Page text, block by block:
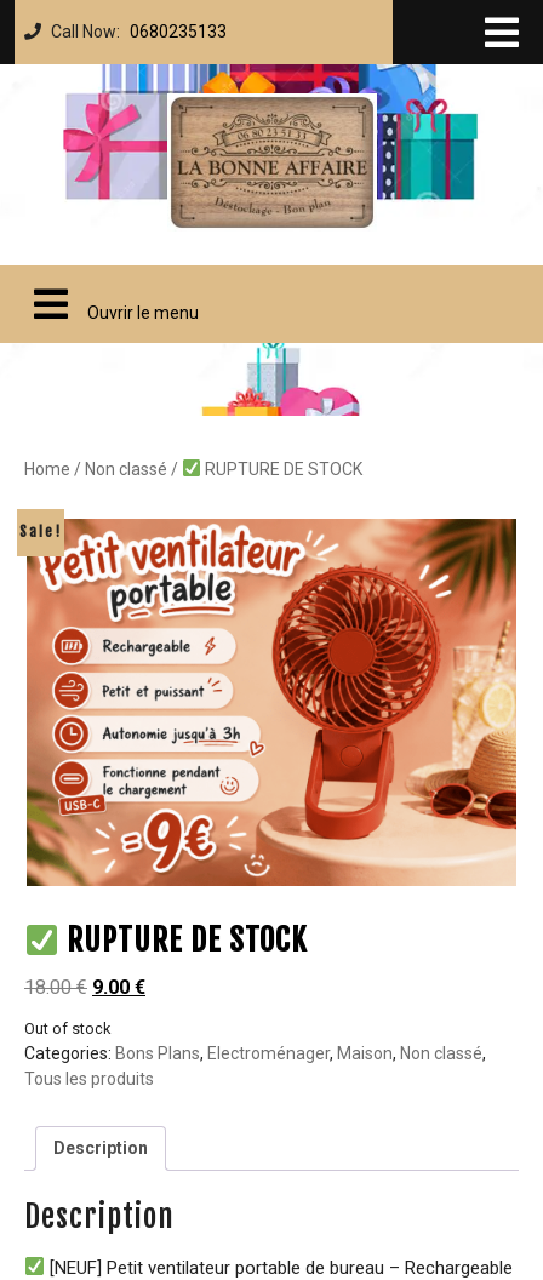
Call Now: 0680235133
Ouvrir le menu
Home / Non classé / RUPTURE DE STOCK
Sale!
RUPTURE DE STOCK
18.00€ 9.00 €
Out of stock
Categories: Bons Plans, Electroménager, Maison, Non classé,
Tous les produits
Description
Description
[NEUF] Petit ventilateur portable de bureau – Rechargeable